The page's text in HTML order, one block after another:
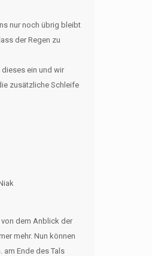
nur noch übrig bleibt
der Regen zu
ein und wir
zusätzliche Schleife
dem Anblick der
mehr. Nun können
am Ende des Tals